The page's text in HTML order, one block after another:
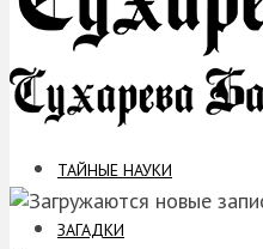
ТАЙНЫЕ НАУКИ
ЗАГАДКИ